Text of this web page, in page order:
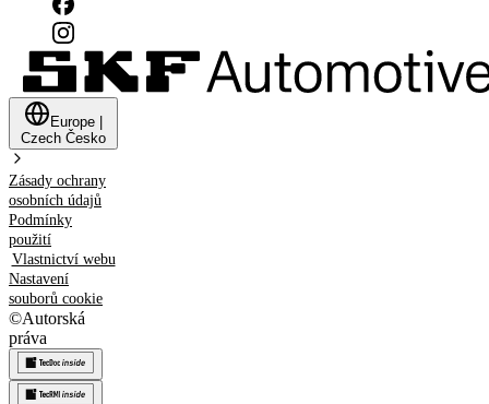
Europe
Czech Česko
Zásady ochrany
osobních údajů
Podmínky
použití
Vlastnictví webu
Nastavení
souborů cookie
©Autorská
práva